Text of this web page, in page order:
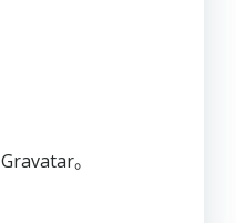
Gravatar。